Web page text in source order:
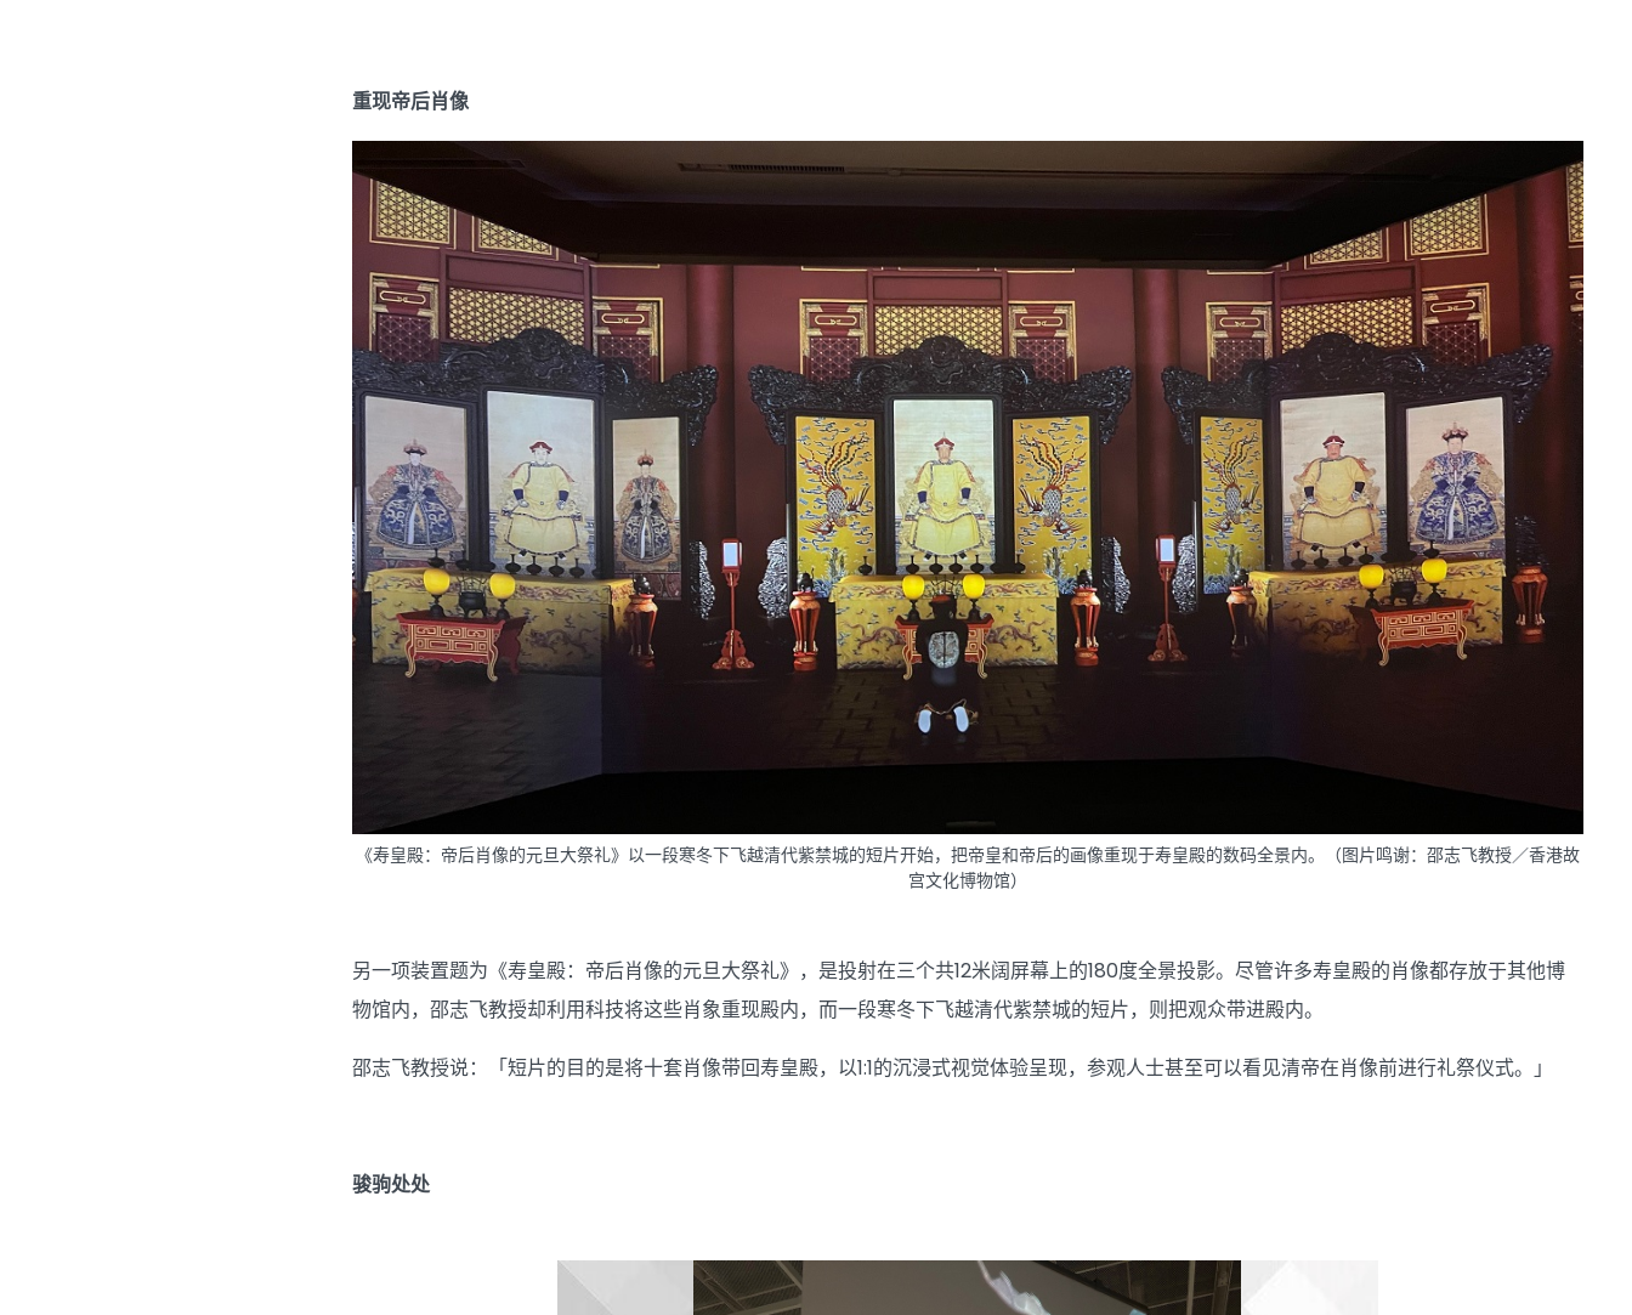
重现帝后肖像
《寿皇殿：帝后肖像的元旦大祭礼》以一段寒冬下飞越清代紫禁城的短片开始，把帝皇和帝后的画像重现于寿皇殿的数码全景内。（图片鸣谢：邵志飞教授／香港故
宫文化博物馆）
另一项装置题为《寿皇殿：帝后肖像的元旦大祭礼》，是投射在三个共12米阔屏幕上的180度全景投影。尽管许多寿皇殿的肖像都存放于其他博
物馆内，邵志飞教授却利用科技将这些肖象重现殿内，而一段寒冬下飞越清代紫禁城的短片，则把观众带进殿内。
邵志飞教授说：「短片的目的是将十套肖像带回寿皇殿，以1:1的沉浸式视觉体验呈现，参观人士甚至可以看见清帝在肖像前进行礼祭仪式。」
骏驹处处